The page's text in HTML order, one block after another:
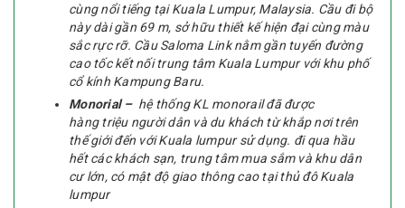
cùng nổi tiếng tại Kuala Lumpur, Malaysia. Cầu đi bộ
này dài gần 69 m, sở hữu thiết kế hiện đại cùng màu
sắc rực rỡ. Cầu Saloma Link nằm gần tuyến đường
cao tốc kết nối trung tâm Kuala Lumpur với khu phố
cổ kính Kampung Baru.
Monorial – hệ thống KL monorail đã được
hàng triệu người dân và du khách từ khắp nơi trên
thế giới đến với Kuala lumpur sử dụng. đi qua hầu
hết các khách sạn, trung tâm mua sắm và khu dân
cư lớn, có mật độ giao thông cao tại thủ đô Kuala
lumpur